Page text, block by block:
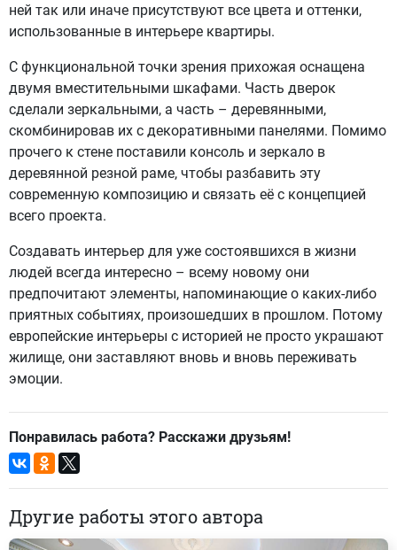
ней так или иначе присутствуют все цвета и оттенки,
использованные в интерьере квартиры.
С функциональной точки зрения прихожая оснащена
двумя вместительными шкафами. Часть дверок
сделали зеркальными, а часть – деревянными,
скомбинировав их с декоративными панелями. Помимо
прочего к стене поставили консоль и зеркало в
деревянной резной раме, чтобы разбавить эту
современную композицию и связать её с концепцией
всего проекта.
Создавать интерьер для уже состоявшихся в жизни
людей всегда интересно – всему новому они
предпочитают элементы, напоминающие о каких-либо
приятных событиях, произошедших в прошлом. Потому
европейские интерьеры с историей не просто украшают
жилище, они заставляют вновь и вновь переживать
эмоции.
Понравилась работа? Расскажи друзьям!
Другие работы этого автора